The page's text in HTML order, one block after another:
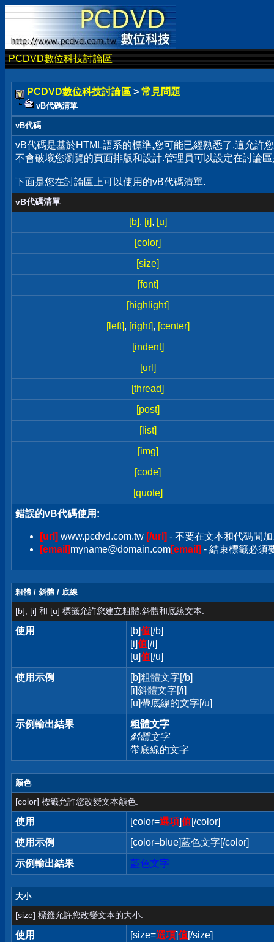
PCDVD數位科技討論區
PCDVD數位科技討論區 > 常見問題
vB代碼清單
vB代碼
vB代碼是基於HTML語系的標準,您可能已經熟悉了.這允許
不會破壞您瀏覽的頁面排版和設計.管理員可以設定在討論
下面是您在討論區上可以使用的vB代碼清單.
vB代碼清單
[b], [i], [u]
[color]
[size]
[font]
[highlight]
[left], [right], [center]
[indent]
[url]
[thread]
[post]
[list]
[img]
[code]
[quote]
錯誤的vB代碼使用:
[url] www.pcdvd.com.tw [/url] - 不要在文本和代碼間
[email]myname@domain.com[email] - 結束標籤必須
粗體 / 斜體 / 底線
[b], [i] 和 [u] 標籤允許您建立粗體,斜體和底線文本.
使用 [b]值[/b]
[i]值[/i]
[u]值[/u]
使用示例
[b]粗體文字[/b]
[i]斜體文字[/i]
[u]帶底線的文字[/u]
示例輸出結果
粗體文字
斜體文字
帶底線的文字
顏色
[color] 標籤允許您改變文本顏色.
使用 [color=選項]值[/color]
使用示例
[color=blue]藍色文字[/color]
示例輸出結果
藍色文字
大小
[size] 標籤允許您改變文本的大小.
使用 [size=選項]值[/size]